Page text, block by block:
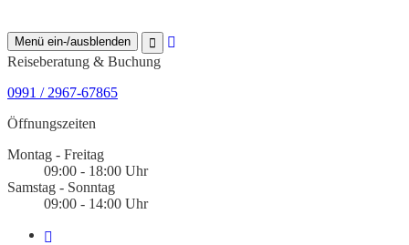
Menü ein-/ausblenden
Reiseberatung & Buchung
0991 / 2967-67865
Öffnungszeiten
Montag - Freitag
09:00 - 18:00 Uhr
Samstag - Sonntag
09:00 - 14:00 Uhr